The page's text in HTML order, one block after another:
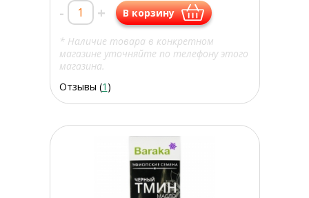
- + В корзину
* Наличие товара в конкретном
магазине уточняйте по телефону этого
магазина.
Отзывы (1 )